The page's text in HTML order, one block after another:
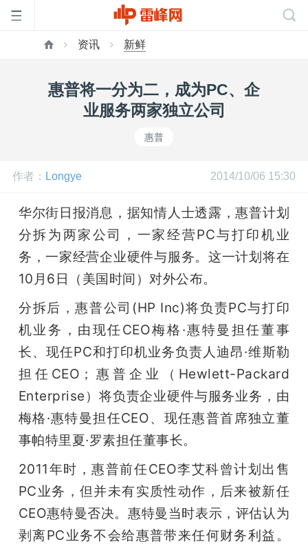
网
开
课
活
动
中
心
资讯 新鲜
惠普将一分为二，成为PC、企
业服务两家独立公司
惠普
作者： Longye 2014/10/06 15:30
华尔街日报消息，据知情人士透露，惠普计划
分拆为两家公司，一家经营PC与打印机业
务，一家经营企业硬件与服务。这一计划将在
10月6日（美国时间）对外公布。
分拆后，惠普公司(HP Inc)将负责PC与打印
机业务，由现任CEO梅格·惠特曼担任董事
长、现任PC和打印机业务负责人迪昂·维斯勒
担任CEO；惠普企业（Hewlett-Packard
Enterprise）将负责企业硬件与服务业务，由
梅格·惠特曼担任CEO、现任惠普首席独立董
事帕特里夏·罗素担任董事长。
2011年时，惠普前任CEO李艾科曾计划出售
PC业务，但并未有实质性动作，后来被新任
CEO惠特曼否决。惠特曼当时表示，评估认为
剥离PC业务不会给惠普带来任何财务利益。